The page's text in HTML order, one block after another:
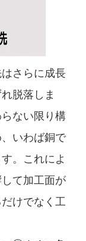
さらに成長
脱落しま
ない限り構
いわば銅で
。これによ
て加工面が
けでなく工